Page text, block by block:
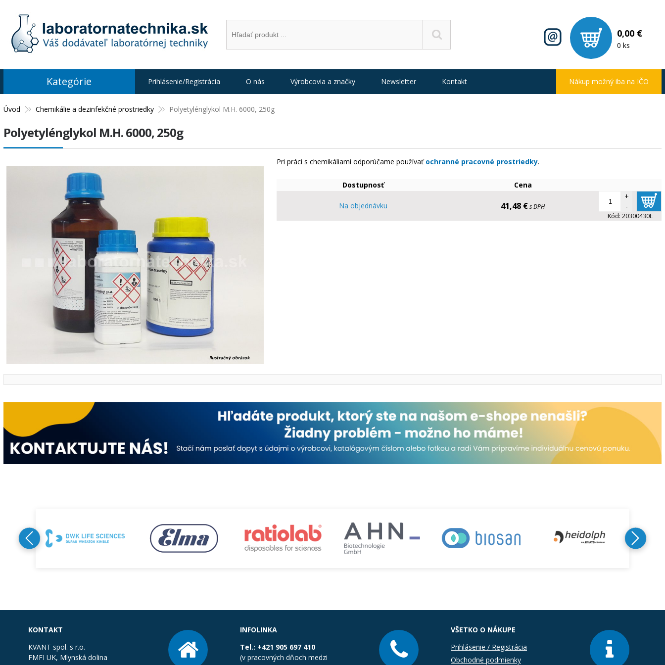
0,00 €
0 ks
Úvod Chemikálie a dezinfekčné prostriedky Polyetylénglykol M.H. 6000, 250g
Polyetylénglykol M.H. 6000, 250g
Pri práci s chemikáliami odporúčame používaťochranné pracovné prostriedky.
Dostupnosť Cena
Na objednávku 41,48 €s DPH
+
-
Kód: 20300430E
Kategórie Prihlásenie/Registrácia O nás Výrobcovia a značky Newsletter Kontakt Nákup možný iba na IČO
KONTAKT
KVANT spol. s r.o.
FMFI UK, Mlynská dolina
INFOLINKA
Tel.: +421 905 697 410
(v pracovných dňoch medzi
VŠETKO O NÁKUPE
Prihlásenie / Registrácia
Obchodné podmienky